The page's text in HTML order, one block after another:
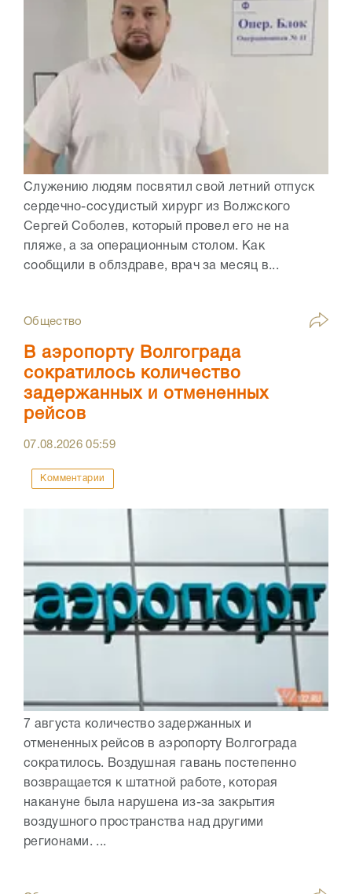
Служению людям посвятил свой летний отпуск
сердечно-сосудистый хирург из Волжского
Сергей Соболев, который провел его не на
пляже, а за операционным столом. Как
сообщили в облздраве, врач за месяц в...
Общество
В аэропорту Волгограда
сократилось количество
задержанных и отмененных
рейсов
07.08.202605:59
Комментарии
7 августа количество задержанных и
отмененных рейсов в аэропорту Волгограда
сократилось. Воздушная гавань постепенно
возвращается к штатной работе, которая
накануне была нарушена из-за закрытия
воздушного пространства над другими
регионами. ...